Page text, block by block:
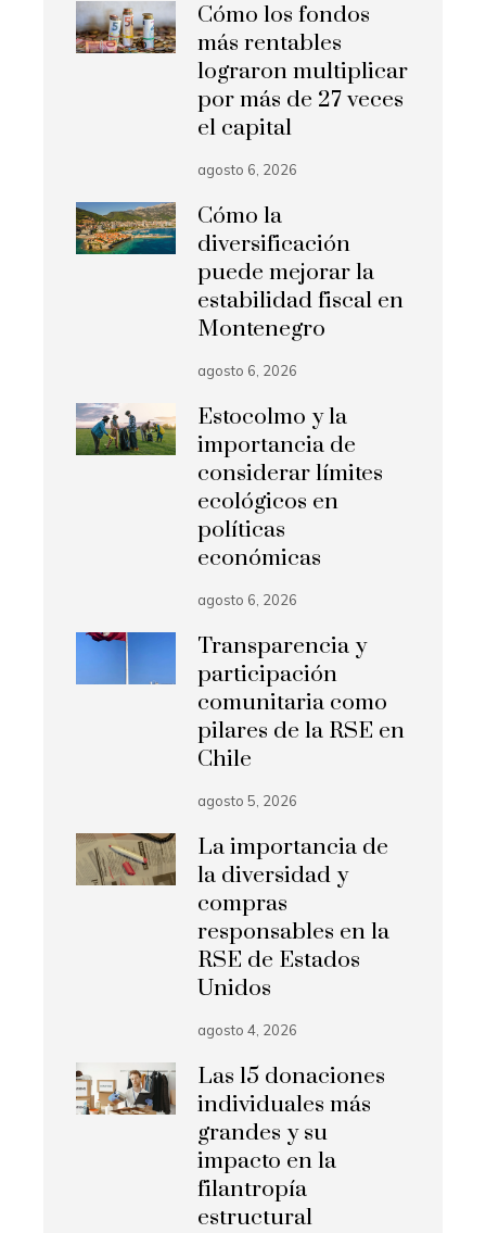
Cómo los fondos
más rentables
lograron multiplicar
por más de 27 veces
el capital
agosto 6, 2026
Cómo la
diversificación
puede mejorar la
estabilidad fiscal en
Montenegro
agosto 6, 2026
Estocolmo y la
importancia de
considerar límites
ecológicos en
políticas
económicas
agosto 6, 2026
Transparencia y
participación
comunitaria como
pilares de la RSE en
Chile
agosto 5, 2026
La importancia de
la diversidad y
compras
responsables en la
RSE de Estados
Unidos
agosto 4, 2026
Las 15 donaciones
individuales más
grandes y su
impacto en la
filantropía
estructural